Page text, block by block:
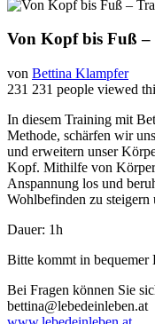
Von Kopf bis Fuß
von Bettina Klampfer
231 231 people viewed
In diesem Training mit
Methode, schärfen wir
und erweitern unser
Kopf. Mithilfe von
Anspannung los und
Wohlbefinden zu
Dauer: 1h
Bitte kommt in
Bei Fragen können Sie
bettina@lebedeinleben.at